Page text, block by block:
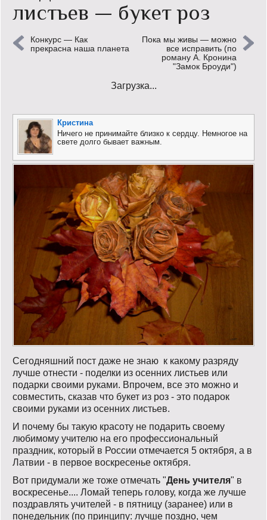
Кинообзор
Книгообзор
Поговорим?!
Риторика
Философские размышления
Этот огромный мир!
Login
листьев — букет роз
Конкурс — Как
прекрасна наша планета
Пока мы живы — можно
все исправить (по
роману А. Кронина
"Замок Броуди")
Загрузка...
Кристина
Ничего не принимайте близко к сердцу. Немногое на
свете долго бывает важным.
Сегодняшний пост даже не знаю к какому разряду
лучше отнести - поделки из осенних листьев или
подарки своими руками. Впрочем, все это можно и
совместить, сказав что букет из роз - это подарок
своими руками из осенних листьев.
И почему бы такую красоту не подарить своему
любимому учителю на его профессиональный
праздник, который в России отмечается 5 октября, а в
Латвии - в первое воскресенье октября.
Вот придумали же тоже отмечать "День учителя" в
воскресенье.... Ломай теперь голову, когда же лучше
поздравлять учителей - в пятницу (заранее) или в
понедельник (по принципу: лучше поздно, чем